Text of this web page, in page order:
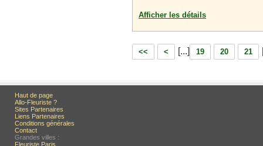
Afficher les détails
<< < [...] 19 20 21
Haut de page
Allo-Fleuriste ?
Sites Partenaires
Liens Partenaires
Conditions générales
Contact
Grandes villes :
Fleuriste Paris